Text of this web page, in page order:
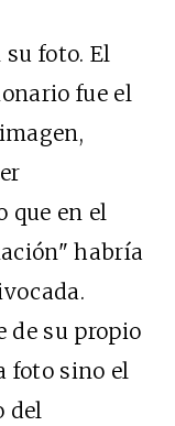
foto. El
fue el
que en el
habría
de su propio
foto sino el
del